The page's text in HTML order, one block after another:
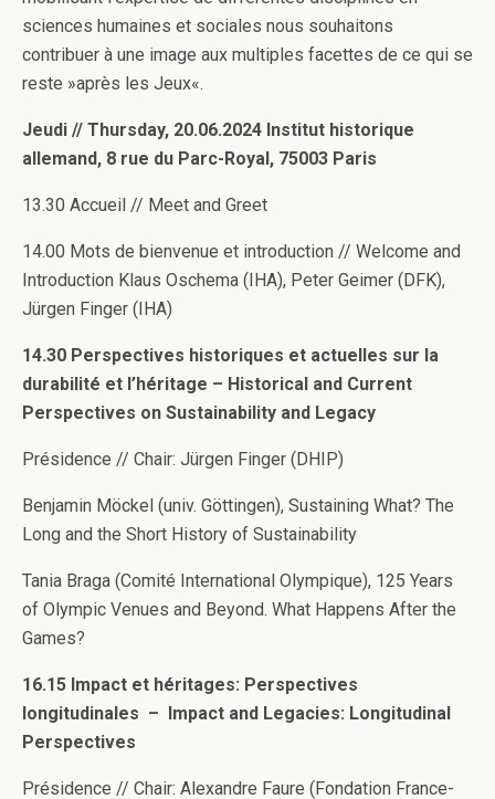
sciences humaines et sociales nous souhaitons
contribuer à une image aux multiples facettes de ce qui se
reste »après les Jeux«.
Jeudi // Thursday, 20.06.2024 Institut historique
allemand, 8 rue du Parc-Royal, 75003 Paris
13.30 Accueil // Meet and Greet
14.00 Mots de bienvenue et introduction // Welcome and
Introduction Klaus Oschema (IHA), Peter Geimer (DFK),
Jürgen Finger (IHA)
14.30 Perspectives historiques et actuelles sur la
durabilité et l’héritage – Historical and Current
Perspectives on Sustainability and Legacy
Présidence // Chair: Jürgen Finger (DHIP)
Benjamin Möckel (univ. Göttingen), Sustaining What? The
Long and the Short History of Sustainability
Tania Braga (Comité International Olympique), 125 Years
of Olympic Venues and Beyond. What Happens After the
Games?
16.15 Impact et héritages: Perspectives
longitudinales – Impact and Legacies: Longitudinal
Perspectives
Présidence // Chair: Alexandre Faure (Fondation France-